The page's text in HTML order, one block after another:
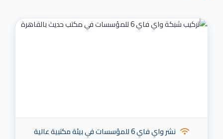
نشر واي فاي 6 للمؤسسات في بيئة مكتبية عالية